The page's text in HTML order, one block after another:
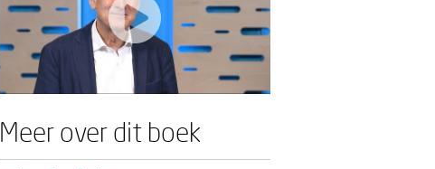
Meer over dit boek